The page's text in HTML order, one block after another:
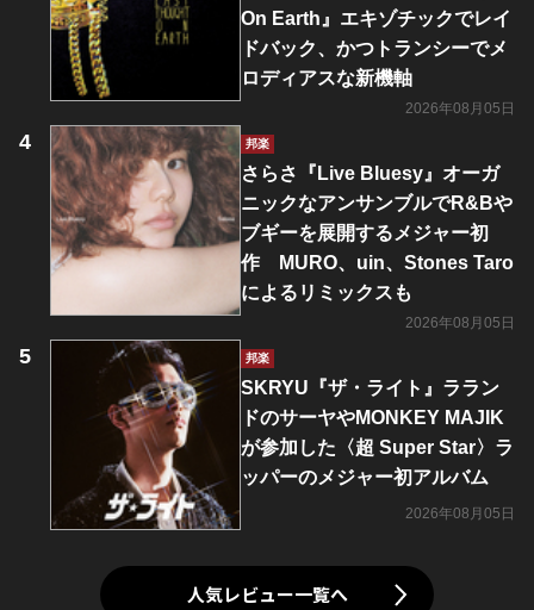
On Earth』エキゾチックでレイ
ドバック、かつトランシーでメ
ロディアスな新機軸
2026年08月05日
邦楽
さらさ『Live Bluesy』オーガ
ニックなアンサンブルでR&Bや
ブギーを展開するメジャー初
作 MURO、uin、Stones Taro
によるリミックスも
2026年08月05日
邦楽
SKRYU『ザ・ライト』ララン
ドのサーヤやMONKEY MAJIK
が参加した〈超 Super Star〉ラ
ッパーのメジャー初アルバム
2026年08月05日
人気レビュー一覧へ